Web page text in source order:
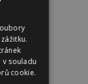
v souladu
cookie.